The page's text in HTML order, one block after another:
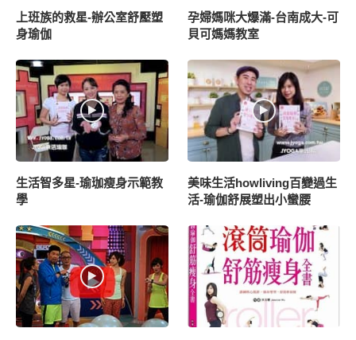
上班族的救星-辦公室舒壓塑
身瑜伽
孕婦媽咪大爆滿-台南成大-可
貝可媽媽教室
生活智多星-瑜珈瘦身示範教
學
美味生活howliving百變過生
活-瑜伽舒展塑出小蠻腰